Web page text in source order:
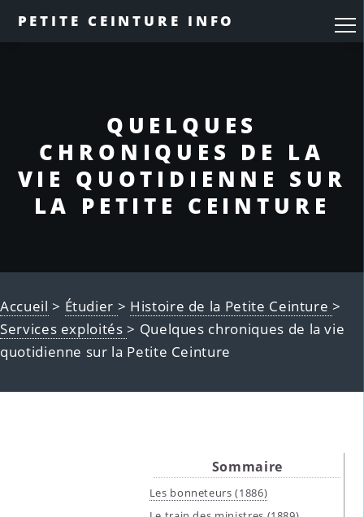
PETITE CEINTURE INFO
QUELQUES
CHRONIQUES DE LA
VIE QUOTIDIENNE SUR
LA PETITE CEINTURE
Accueil > Étudier > Histoire de la Petite Ceinture>
Services exploités> Quelques chroniques de la vie
quotidienne sur la Petite Ceinture
Sommaire
Les bonneteurs (1886)